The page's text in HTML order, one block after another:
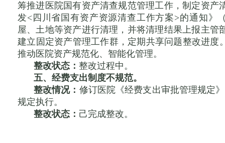
筹推进医院国有资产清查规范管理工作，制定资产
发<四川省国有资产资源清查工作方案>的通知》
屋、土地等资产进行清理，并将清理结果上报主管
建立固定资产管理工作群，定期共享问题整改进度
推动医院资产规范化、智能化管理。
整改状态： 整改过程中。
五、经费支出制度不规范。
整改情况： 修订医院《经费支出审批管理规定
规定执行。
整改状态： 己完成整改。